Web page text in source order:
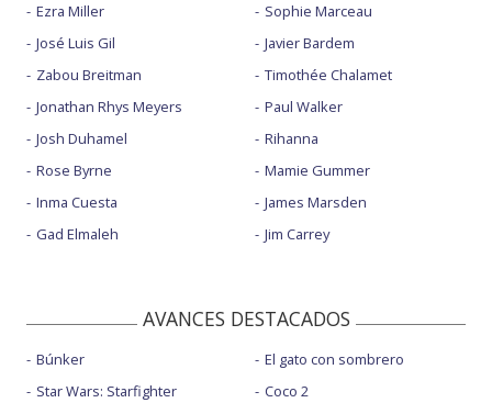
Ezra Miller
José Luis Gil
Zabou Breitman
Jonathan Rhys Meyers
Josh Duhamel
Rose Byrne
Inma Cuesta
Gad Elmaleh
Sophie Marceau
Javier Bardem
Timothée Chalamet
Paul Walker
Rihanna
Mamie Gummer
James Marsden
Jim Carrey
AVANCES DESTACADOS
Búnker
Star Wars: Starfighter
El gato con sombrero
Coco 2